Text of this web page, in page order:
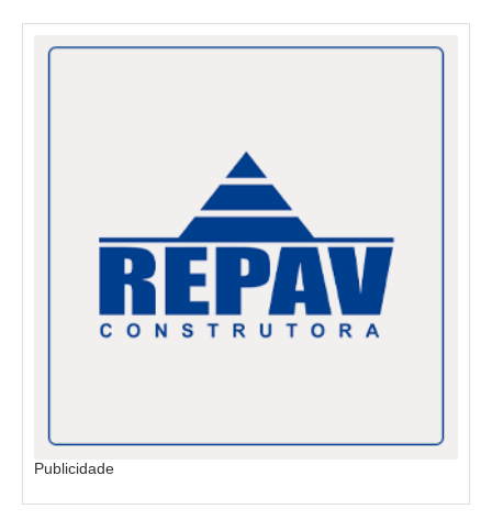
Publicidade